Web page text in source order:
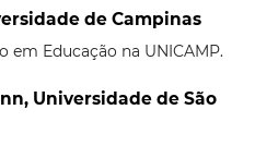
de Campinas
Educação na UNICAMP.
Universidade de São